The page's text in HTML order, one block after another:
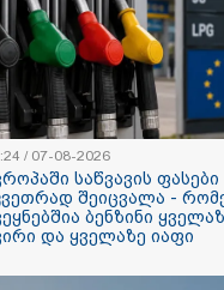
გოგონა,
სექსუალურად
- თუ
ასეთი
000 ლარს
-
დედა
ავრცელებს
– რატომ
13:24 /
ძვირი
/ 07-08-2026
საწვავის ფასები
შეიცვალა -
ბენზინი
და ყველაზე იაფი